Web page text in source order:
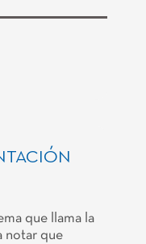
que llama la
notar que